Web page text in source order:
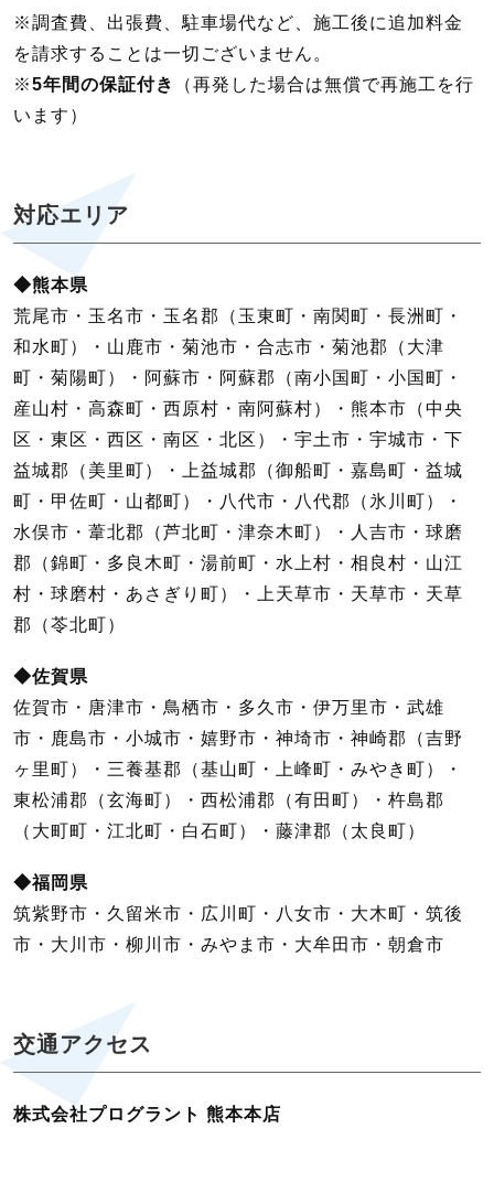
※調査費、出張費、駐車場代など、施工後に追加料金
を請求することは一切ございません。
※5年間の保証付き
（再発した場合は無償で再施工を行
います）
対応エリア
◆熊本県
荒尾市・玉名市・玉名郡（玉東町・南関町・長洲町・
和水町）・山鹿市・菊池市・合志市・菊池郡（大津
町・菊陽町）・阿蘇市・阿蘇郡（南小国町・小国町・
産山村・高森町・西原村・南阿蘇村）・熊本市（中央
区・東区・西区・南区・北区）・宇土市・宇城市・下
益城郡（美里町）・上益城郡（御船町・嘉島町・益城
町・甲佐町・山都町）・八代市・八代郡（氷川町）・
水俣市・葦北郡（芦北町・津奈木町）・人吉市・球磨
郡（錦町・多良木町・湯前町・水上村・相良村・山江
村・球磨村・あさぎり町）・上天草市・天草市・天草
郡（苓北町）
◆佐賀県
佐賀市・唐津市・鳥栖市・多久市・伊万里市・武雄
市・鹿島市・小城市・嬉野市・神埼市・神崎郡（吉野
ヶ里町）・三養基郡（基山町・上峰町・みやき町）・
東松浦郡（玄海町）・西松浦郡（有田町）・杵島郡
（大町町・江北町・白石町）・藤津郡（太良町）
◆福岡県
筑紫野市・久留米市・広川町・八女市・大木町・筑後
市・大川市・柳川市・みやま市・大牟田市・朝倉市
交通アクセス
株式会社プログラント 熊本本店